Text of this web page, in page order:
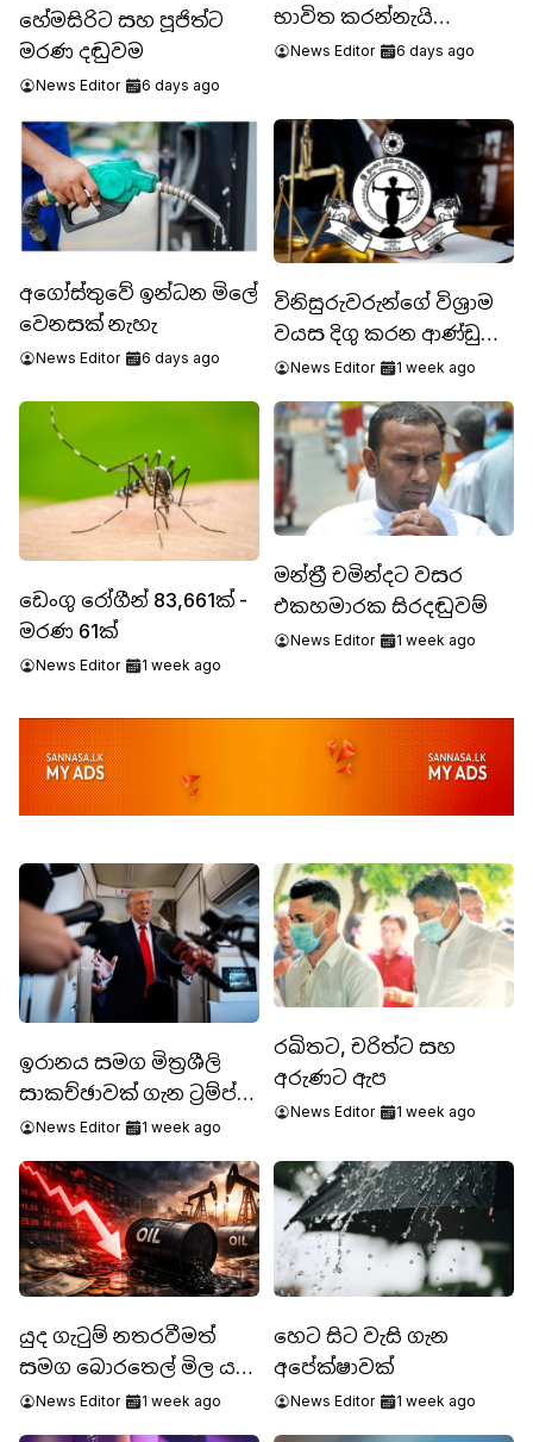
හේමසිරිට සහ පූජිත්ට
මරණ දඬුවම
News Editor 6 days ago
භාවිත කරන්නැයි
ඉල්ලීමක්
News Editor 6 days ago
අගෝස්තුවේ ඉන්ධන මිලේ
වෙනසක් නැහැ
News Editor 6 days ago
විනිසුරුවරුන්ගේ විශ්‍රාම
වයස දිගු කරන ආණ්ඩුවේ
යෝජනාවට නීතිඥ
News Editor 1 week ago
ඩෙංගු රෝගීන් 83,661ක් -
මරණ 61ක්
News Editor 1 week ago
මන්ත්‍රී චමින්දට වසර
එකහමාරක සිරදඬුවම්
News Editor 1 week ago
ඉරානය සමග මිත්‍රශීලි
සාකච්ඡාවක් ගැන ට්‍රම්ප්
කියයි
News Editor 1 week ago
රඛිතට, චරිත්ට සහ
අරුණට ඇප
News Editor 1 week ago
යුද ගැටුම් නතරවීමත්
සමග බොරතෙල් මිල යළි
පහතට
News Editor 1 week ago
හෙට සිට වැසි ගැන
අපේක්ෂාවක්
News Editor 1 week ago